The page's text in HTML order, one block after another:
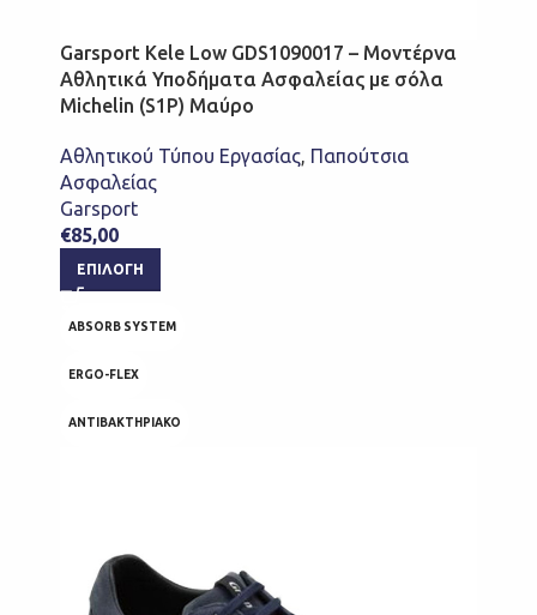
Garsport Kele Low GDS1090017 – Μοντέρνα
Αθλητικά Υποδήματα Ασφαλείας με σόλα
Michelin (S1P) Μαύρο
Αθλητικού Τύπου Εργασίας, Παπούτσια
Ασφαλείας
Garsport
€85,00
ΕΠΙΛΟΓΉ
ABSORB SYSTEM
ERGO-FLEX
ΑΝΤΙΒΑΚΤΗΡΙΑΚΟ